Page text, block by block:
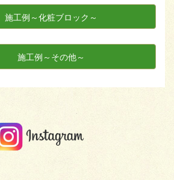
施工例～化粧ブロック～
施工例～その他～